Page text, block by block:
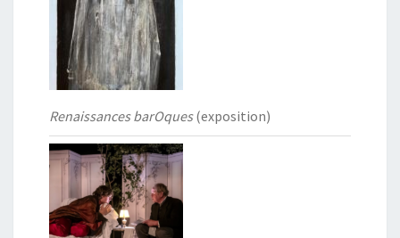
Renaissances barOques(exposition)